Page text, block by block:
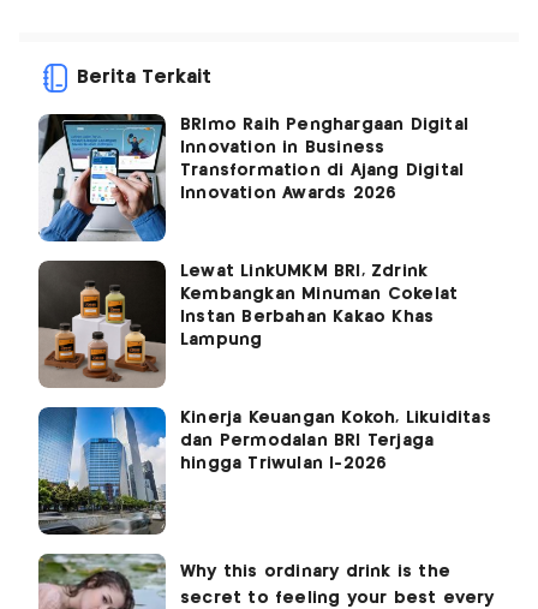
Berita Terkait
BRImo Raih Penghargaan Digital
Innovation in Business
Transformation di Ajang Digital
Innovation Awards 2026
Lewat LinkUMKM BRI, Zdrink
Kembangkan Minuman Cokelat
Instan Berbahan Kakao Khas
Lampung
Kinerja Keuangan Kokoh, Likuiditas
dan Permodalan BRI Terjaga
hingga Triwulan I-2026